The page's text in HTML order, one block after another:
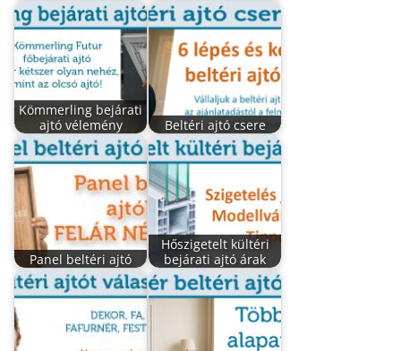
Kömmerling bejárati
ajtó vélemény
Beltéri ajtó csere
Panel beltéri ajtó
Hőszigetelt kültéri
bejárati ajtó árak